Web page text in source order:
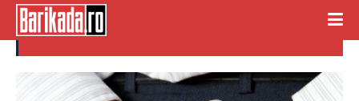
inchisoare rusia